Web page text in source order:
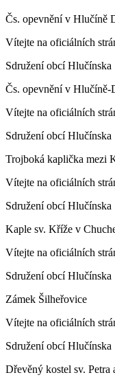
Čs. opevnění v Hlučíně
Vítejte na oficiálních
Sdružení obcí Hlučínska
Čs. opevnění v Hlučíně-
Vítejte na oficiálních
Sdružení obcí Hlučínska
Trojboká kaplička mezi
Vítejte na oficiálních
Sdružení obcí Hlučínska
Kaple sv. Kříže v
Vítejte na oficiálních
Sdružení obcí Hlučínska
Zámek Šilheřovice
Vítejte na oficiálních
Sdružení obcí Hlučínska
Dřevěný kostel sv.